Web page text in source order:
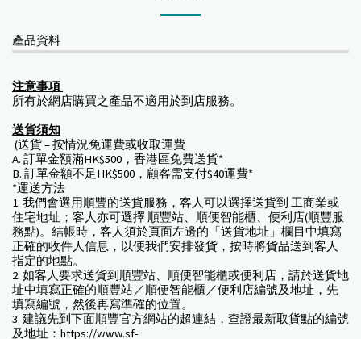
產品資料
注意事項
所有於網店購買之產品不適用於到店服務。
送貨須知
(送貨 – 按情況免運費或收取運費
A. 訂單金額滿HK$500，香港區免費送貨*
B. 訂單金額不足HK$500，顧客需支付$40運費*
*運送方法
1. 我們會選用順豐的送貨服務，客人可以選擇送貨到 工商業或
住宅地址；客人亦可選擇 順豐站、順便智能櫃、便利店(順豐服
務點)。結帳時，客人須於頁面左邊的「送貨地址」欄目中填寫
正確的收件人信息，以便我們安排發貨，按時將貨品送到客人
指定的地點。
2. 如客人要求送貨到順豐站、順便智能櫃或便利店，請於送貨地
址中填寫正確的順豐站／順便智能櫃／便利店編號及地址，先
填寫編號，然後再寫準確的位置。
3. 建議先到下面順豐官方網站的超連結，查證最新取貨點的編號
及地址：https://www.sf-